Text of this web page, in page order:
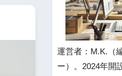
運営者：M.K.（
ー）。2024年開